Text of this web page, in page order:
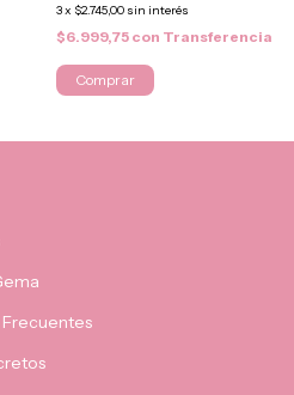
3x $2.745,00 sin interés
$6.999,75 con Transferencia
Comprar